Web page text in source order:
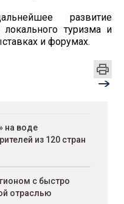
развитие
туризма и
и форумах.
на воде
из 120 стран
с быстро
отраслью